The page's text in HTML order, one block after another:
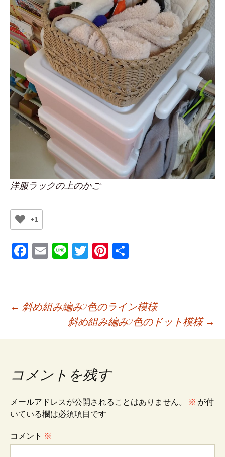
洋服ラックの上のかご
+1
Fa
o
o
E
l
Li T
er
Pi
es
t
投
稿
ナ
ビ
ゲ
← 斜め組み編み2色のライン模様
斜め組み編み2色のドット模様 →
コメントを残す
メールアドレスが公開されることはありません。 ※ が付
いている欄は必須項目です
コメント ※